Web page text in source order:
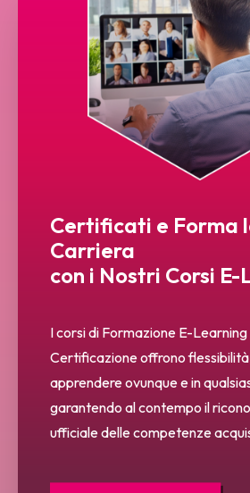
Certificati e Forma
Carriera
con i Nostri Corsi E-
I corsi di Formazione E-
Certificazione offrono
apprendere ovunque e in
garantendo al contempo il
ufficiale delle competenze